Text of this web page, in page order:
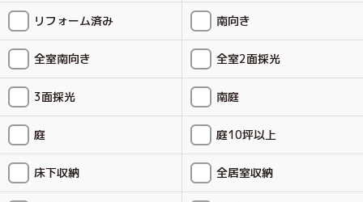
リフォーム済み 南向き
全室南向き 全室2面採光
3面採光 南庭
庭 庭10坪以上
床下収納 全居室収納